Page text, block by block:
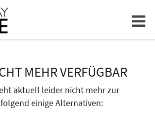
MEHR VERFÜGBAR
aktuell leider nicht mehr zur
einige Alternativen: